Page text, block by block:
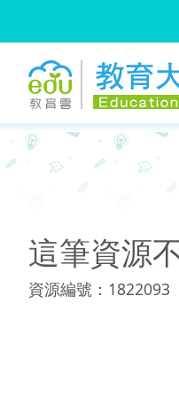
:::
這筆資源
資源編號：1822093